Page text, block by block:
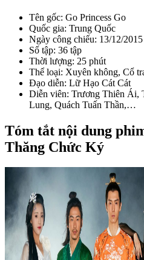
Tên gốc: Go Princess Go
Quốc gia: Trung Quốc
Ngày công chiếu: 13/12/2015
Số tập: 36 tập
Thời lượng: 25 phút
Thể loại: Xuyên không, Cổ
Đạo diễn: Lữ Hạo Cát Cát
Diễn viên: Trương Thiên Ái,
Lung, Quách Tuấn Thần,…
Tóm tắt nội dung
Thăng Chức Ký